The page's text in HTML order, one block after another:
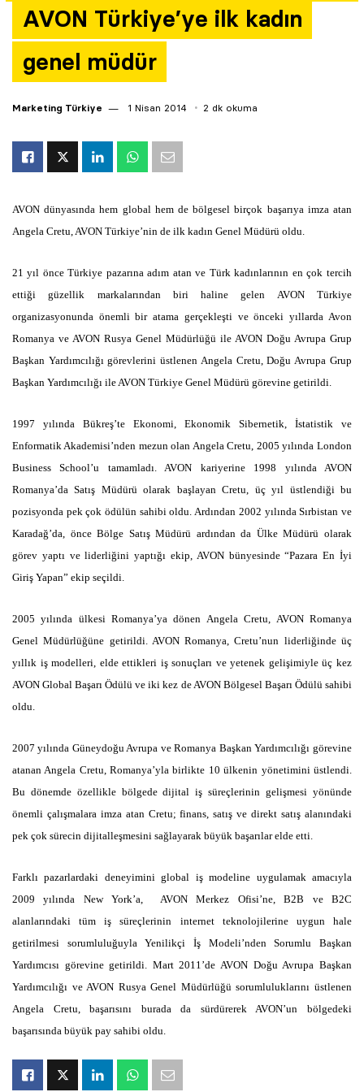
AVON Türkiye’ye ilk kadın
genel müdür
Marketing Türkiye 1 Nisan 2014 2 dk okuma
AVON dünyasında hem global hem de bölgesel birçok başarıya imza atan
Angela Cretu, AVON Türkiye’nin de ilk kadın Genel Müdürü oldu.
21 yıl önce Türkiye pazarına adım atan ve Türk kadınlarının en çok tercih
ettiği güzellik markalarından biri haline gelen AVON Türkiye
organizasyonunda önemli bir atama gerçekleşti ve önceki yıllarda Avon
Romanya ve AVON Rusya Genel Müdürlüğü ile AVON Doğu Avrupa Grup
Başkan Yardımcılığı görevlerini üstlenen Angela Cretu, Doğu Avrupa Grup
Başkan Yardımcılığı ile AVON Türkiye Genel Müdürü görevine getirildi.
1997 yılında Bükreş’te Ekonomi, Ekonomik Sibernetik, İstatistik ve
Enformatik Akademisi’nden mezun olan Angela Cretu, 2005 yılında London
Business School’u tamamladı. AVON kariyerine 1998 yılında AVON
Romanya’da Satış Müdürü olarak başlayan Cretu, üç yıl üstlendiği bu
pozisyonda pek çok ödülün sahibi oldu. Ardından 2002 yılında Sırbistan ve
Karadağ’da, önce Bölge Satış Müdürü ardından da Ülke Müdürü olarak
görev yaptı ve liderliğini yaptığı ekip, AVON bünyesinde “Pazara En İyi
Giriş Yapan” ekip seçildi.
2005 yılında ülkesi Romanya’ya dönen Angela Cretu, AVON Romanya
Genel Müdürlüğüne getirildi. AVON Romanya, Cretu’nun liderliğinde üç
yıllık iş modelleri, elde ettikleri iş sonuçları ve yetenek gelişimiyle üç kez
AVON Global Başarı Ödülü ve iki kez de AVON Bölgesel Başarı Ödülü sahibi
oldu.
2007 yılında Güneydoğu Avrupa ve Romanya Başkan Yardımcılığı görevine
atanan Angela Cretu, Romanya’yla birlikte 10 ülkenin yönetimini üstlendi.
Bu dönemde özellikle bölgede dijital iş süreçlerinin gelişmesi yönünde
önemli çalışmalara imza atan Cretu; finans, satış ve direkt satış alanındaki
pek çok sürecin dijitalleşmesini sağlayarak büyük başarılar elde etti.
Farklı pazarlardaki deneyimini global iş modeline uygulamak amacıyla
2009 yılında New York’a, AVON Merkez Ofisi’ne, B2B ve B2C
alanlarındaki tüm iş süreçlerinin internet teknolojilerine uygun hale
getirilmesi sorumluluğuyla Yenilikçi İş Modeli’nden Sorumlu Başkan
Yardımcısı görevine getirildi. Mart 2011’de AVON Doğu Avrupa Başkan
Yardımcılığı ve AVON Rusya Genel Müdürlüğü sorumluluklarını üstlenen
Angela Cretu, başarısını burada da sürdürerek AVON’un bölgedeki
başarısında büyük pay sahibi oldu.
Yazarlar
Araştırma